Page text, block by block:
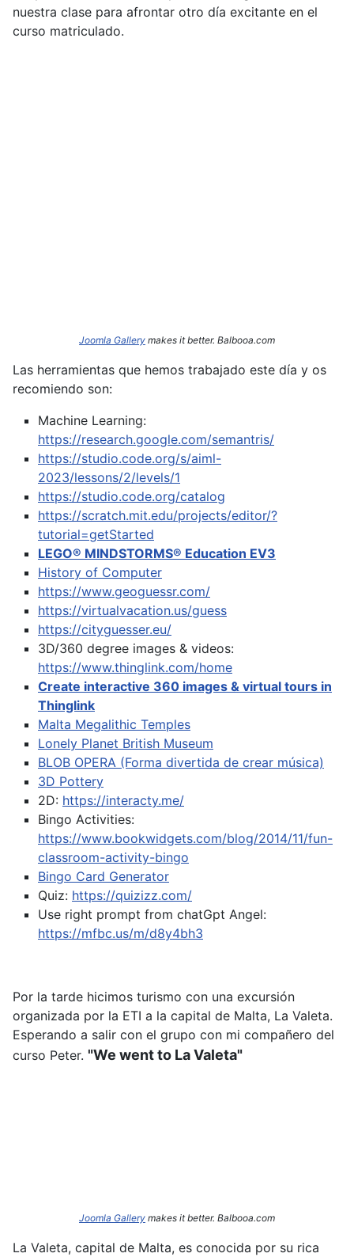
nuestra clase para afrontar otro día excitante en el
curso matriculado.
Joomla Gallery makes it better. Balbooa.com
Las herramientas que hemos trabajado este día y os
recomiendo son:
Machine Learning:
https://research.google.com/semantris/
https://studio.code.org/s/aiml-
2023/lessons/2/levels/1
https://studio.code.org/catalog
https://scratch.mit.edu/projects/editor/?
tutorial=getStarted
LEGO® MINDSTORMS® Education EV3
History of Computer
https://www.geoguessr.com/
https://virtualvacation.us/guess
https://cityguesser.eu/
3D/360 degree images & videos:
https://www.thinglink.com/home
Create interactive 360 images & virtual tours in
Thinglink
Malta Megalithic Temples
Lonely Planet British Museum
BLOB OPERA (Forma divertida de crear música)
3D Pottery
2D: https://interacty.me/
Bingo Activities:
https://www.bookwidgets.com/blog/2014/11/fun-
classroom-activity-bingo
Bingo Card Generator
Quiz: https://quizizz.com/
Use right prompt from chatGpt Angel:
https://mfbc.us/m/d8y4bh3
Por la tarde hicimos turismo con una excursión
organizada por la ETI a la capital de Malta, La Valeta.
Esperando a salir con el grupo con mi compañero del
curso Peter. "We went to La Valeta"
Joomla Gallery makes it better. Balbooa.com
La Valeta, capital de Malta, es conocida por su rica